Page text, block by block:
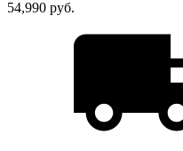
54,990 руб.